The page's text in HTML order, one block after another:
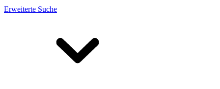
Erweiterte Suche